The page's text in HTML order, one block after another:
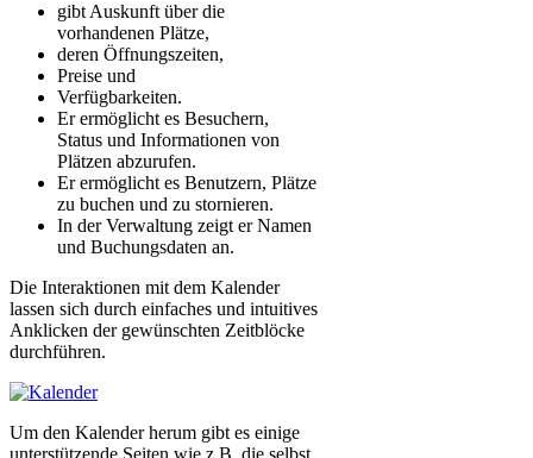
gibt Auskunft über die
vorhandenen Plätze,
deren Öffnungszeiten,
Preise und
Verfügbarkeiten.
Er ermöglicht es Besuchern,
Status und Informationen von
Plätzen abzurufen.
Er ermöglicht es Benutzern, Plätze
zu buchen und zu stornieren.
In der Verwaltung zeigt er Namen
und Buchungsdaten an.
Die Interaktionen mit dem Kalender
lassen sich durch einfaches und intuitives
Anklicken der gewünschten Zeitblöcke
durchführen.
Um den Kalender herum gibt es einige